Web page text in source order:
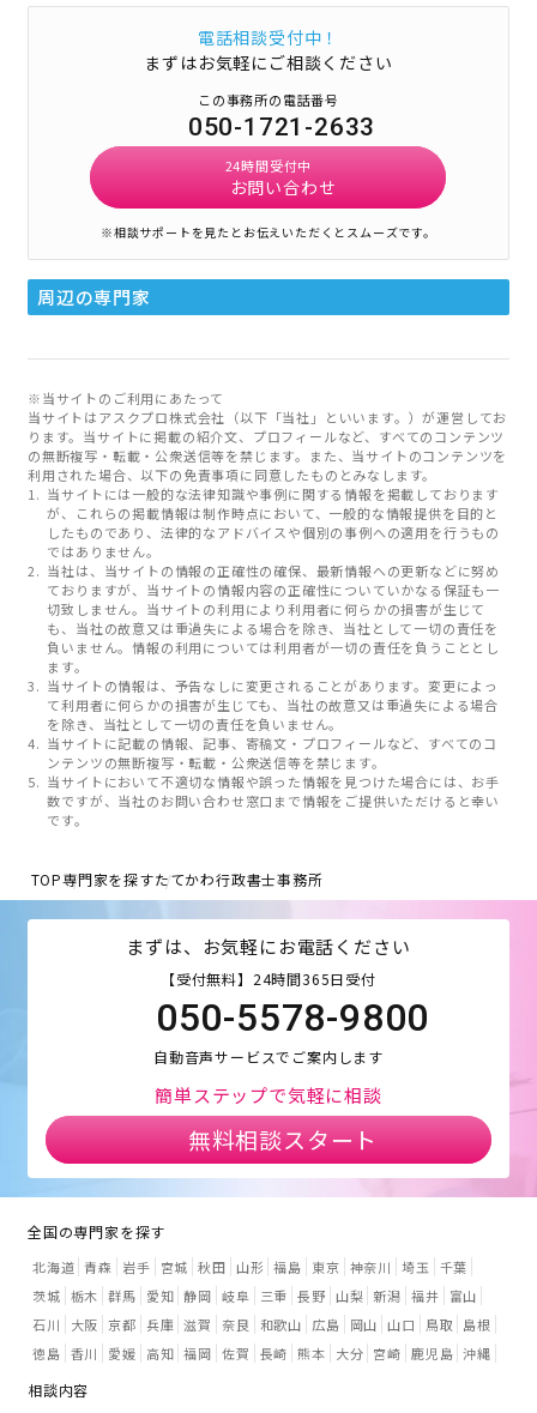
電話相談受付中！
まずはお気軽にご相談ください
この事務所の電話番号
050-1721-2633
24時間受付中
お問い合わせ
※相談サポートを見たとお伝えいただくとスムーズです。
周辺の専門家
※当サイトのご利用にあたって
当サイトはアスクプロ株式会社（以下「当社」といいます。）が運営してお
ります。当サイトに掲載の紹介文、プロフィールなど、すべてのコンテンツ
の無断複写・転載・公衆送信等を禁じます。また、当サイトのコンテンツを
利用された場合、以下の免責事項に同意したものとみなします。
当サイトには一般的な法律知識や事例に関する情報を掲載しております
が、これらの掲載情報は制作時点において、一般的な情報提供を目的と
したものであり、法律的なアドバイスや個別の事例への適用を行うもの
ではありません。
当社は、当サイトの情報の正確性の確保、最新情報への更新などに努め
ておりますが、当サイトの情報内容の正確性についていかなる保証も一
切致しません。当サイトの利用により利用者に何らかの損害が生じて
も、当社の故意又は重過失による場合を除き、当社として一切の責任を
負いません。情報の利用については利用者が一切の責任を負うこととし
ます。
当サイトの情報は、予告なしに変更されることがあります。変更によっ
て利用者に何らかの損害が生じても、当社の故意又は重過失による場合
を除き、当社として一切の責任を負いません。
当サイトに記載の情報、記事、寄稿文・プロフィールなど、すべてのコ
ンテンツの無断複写・転載・公衆送信等を禁じます。
当サイトにおいて不適切な情報や誤った情報を見つけた場合には、お手
数ですが、当社のお問い合わせ窓口まで情報をご提供いただけると幸い
です。
TOP専門家を探すたてかわ行政書士事務所
まずは、お気軽にお電話ください
【受付無料】24時間365日受付
050-5578-9800
自動音声サービスでご案内します
簡単ステップで気軽に相談
無料相談スタート
全国の専門家を探す
北海道 青森 岩手 宮城 秋田 山形 福島 東京 神奈川 埼玉
千葉
茨城 栃木 群馬 愛知 静岡 岐阜 三重 長野 山梨 新潟 福井
富山
石川
大阪 京都 兵庫 滋賀 奈良 和歌山 広島 岡山 山口 鳥取
島根
徳島 香川 愛媛 高知 福岡 佐賀 長崎 熊本 大分 宮崎 鹿児島 沖縄
相談内容